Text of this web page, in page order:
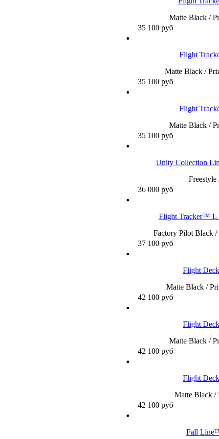
Matte Black /
35 100 руб
Flight
Matte Black /
35 100 руб
Flight
Matte Black /
35 100 руб
Unity Collection
36 000 руб
Flight Tracker™ L
Factory Pilot Black
37 100 руб
Flight
Matte Black /
42 100 руб
Flight
Matte Black /
42 100 руб
Flight
Matte Black /
42 100 руб
Fall